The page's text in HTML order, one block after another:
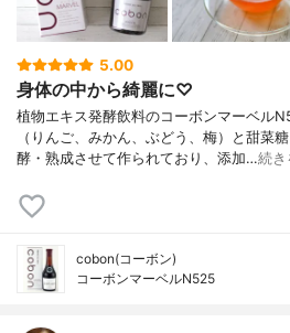
5.00
身体の中から綺麗に♡
植物エキス発酵飲料のコーボンマーベル
（りんご、みかん、ぶどう、梅）と甜菜
酵・熟成させて作られており、添加…続き
cobon(コーボン)
コーボンマーベルN525